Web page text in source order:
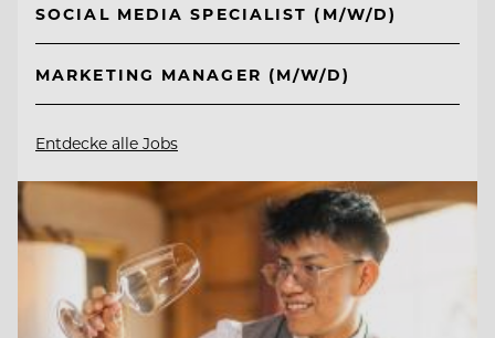
SOCIAL MEDIA SPECIALIST (M/W/D)
MARKETING MANAGER (M/W/D)
Entdecke alle Jobs